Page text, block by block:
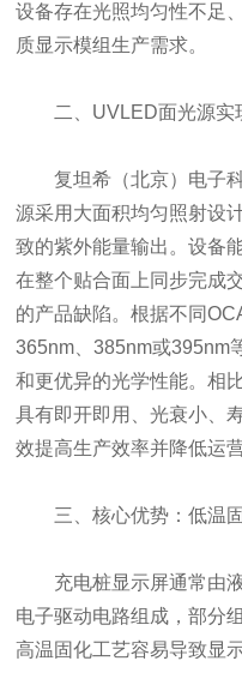
设备存在光照均匀性不足
质显示模组生产需求。
二、UVLED面光源
复坦希（北京）电子科
源采用大面积均匀照射设
致的紫外能量输出。设备
在整个贴合面上同步完成
的产品缺陷。根据不同
365nm、385nm或395nm
和更优异的光学性能。相
具有即开即用、光衰小、
效提高生产效率并降低运
三、核心优势：低温
充电桩显示屏通常由液
电子驱动电路组成，部分
高温固化工艺容易导致显